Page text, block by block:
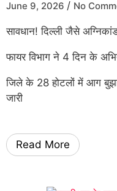
June 9, 2026 / No
सावधान! दिल्ली जैसे
फायर विभाग ने 4 दिन के
जिले के 28 होटलों में आग
जारी
Read More